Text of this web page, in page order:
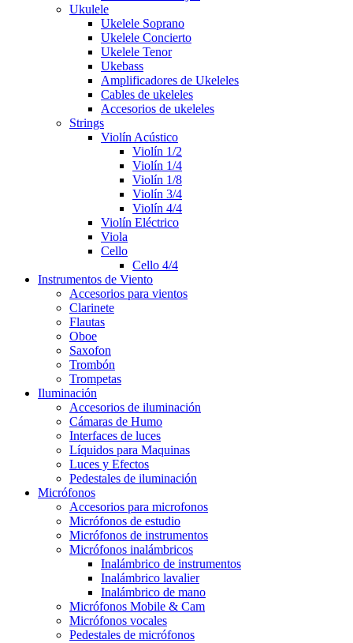
Ukulele
Ukelele Soprano
Ukelele Concierto
Ukelele Tenor
Ukebass
Amplificadores de Ukeleles
Cables de ukeleles
Accesorios de ukeleles
Strings
Violín Acústico
Violín 1/2
Violín 1/4
Violín 1/8
Violín 3/4
Violín 4/4
Violín Eléctrico
Viola
Cello
Cello 4/4
Instrumentos de Viento
Accesorios para vientos
Clarinete
Flautas
Oboe
Saxofon
Trombón
Trompetas
Iluminación
Accesorios de iluminación
Cámaras de Humo
Interfaces de luces
Líquidos para Maquinas
Luces y Efectos
Pedestales de iluminación
Micrófonos
Accesorios para microfonos
Micrófonos de estudio
Micrófonos de instrumentos
Micrófonos inalámbricos
Inalámbrico de instrumentos
Inalámbrico lavalier
Inalámbrico de mano
Micrófonos Mobile & Cam
Micrófonos vocales
Pedestales de micrófonos